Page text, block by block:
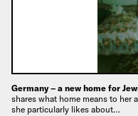
Germany – a new home for
shares what home means to her
she particularly likes about…